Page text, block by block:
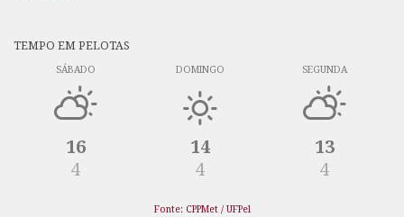
TEMPO EM PELOTAS
SÁBADO
16
4
DOMINGO
14
4
SEGUNDA
13
4
Fonte: CPPMet / UFPel